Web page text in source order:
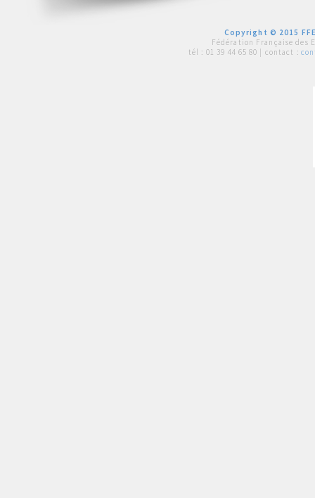
Copyright © 2015
Fédération Française des
tél : 01 39 44 65 80 | contact :